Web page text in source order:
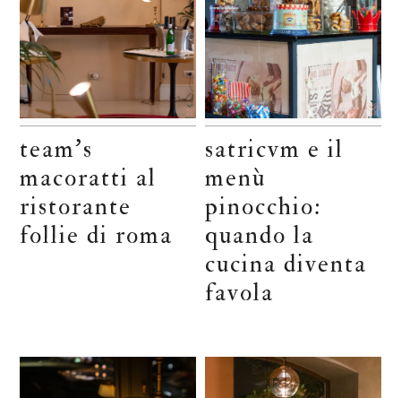
team’s
macoratti al
ristorante
follie di roma
satricvm e il
menù
pinocchio:
quando la
cucina diventa
favola